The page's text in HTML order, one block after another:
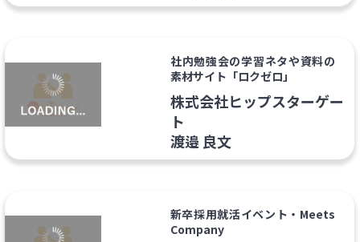
社内勉強会の学習ネタや資料の
素材サイト「ロクゼロ」
株式会社ヒップスターゲー
ト
渡邉 良文
新卒採用就活イベント・Meets
Company